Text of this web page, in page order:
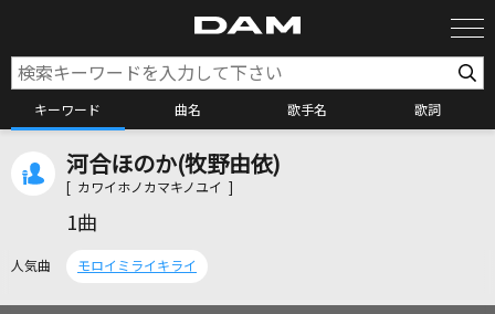
キーワード 曲名 歌手名 歌詞
カラオケ検索
河合ほのか(牧野由依)
[ カワイホノカマキノユイ ]
1曲
人気曲 モロイミライキライ